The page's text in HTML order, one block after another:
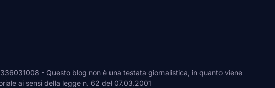
- Questo blog non è una testata giornalistica, in quanto viene
ai sensi della legge n. 62 del 07.03.2001